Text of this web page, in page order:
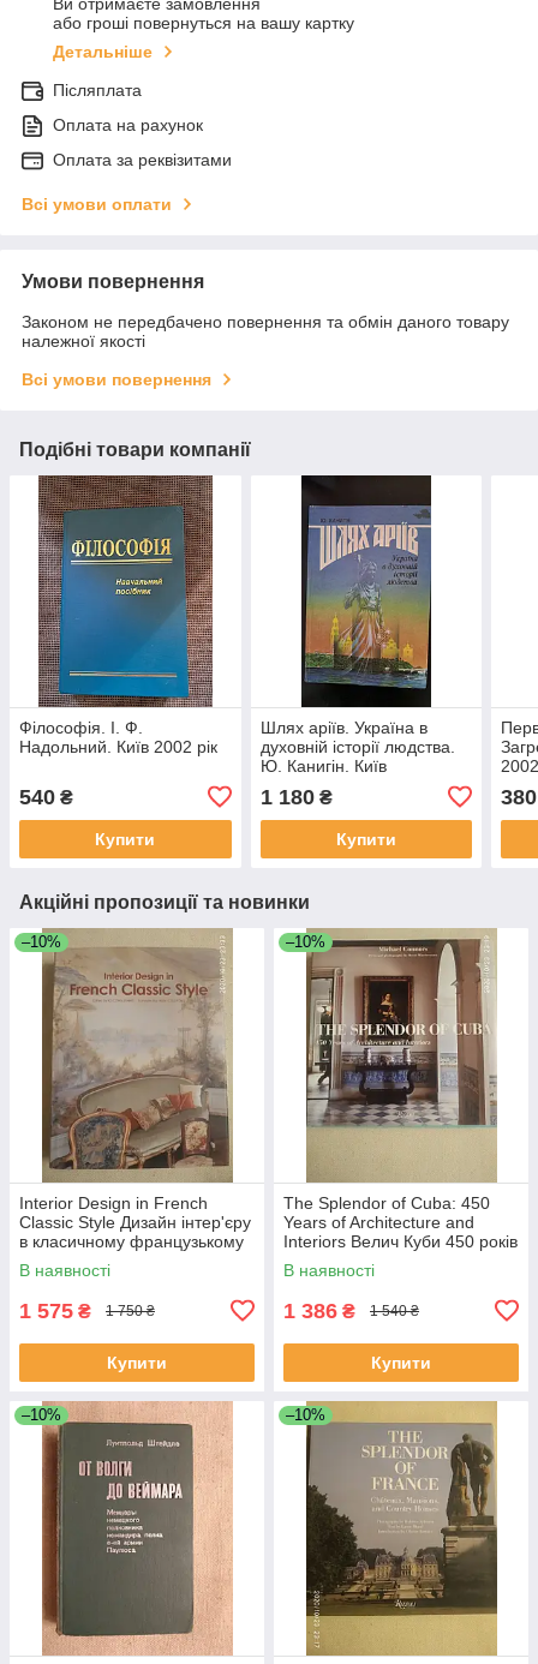
Ви отримаєте замовлення
або гроші повернуться на вашу картку
Детальніше
Післяплата
Оплата на рахунок
Оплата за реквізитами
Всі умови оплати
Умови повернення
Законом не передбачено повернення та обмін даного товару
належної якості
Всі умови повернення
Подібні товари компанії
Філософія. І. Ф.
Надольний. Київ 2002 рік
540 ₴
Купити
Шлях аріїв. Україна в
духовній історії людства.
Ю. Канигін. Київ
1 180₴
Купити
380
Акційні пропозиції та новинки
–10%
Interior Design in French
Classic Style Дизайн інтер'єру
в класичному французькому
стилі
В наявності
1 575 ₴ 1 750 ₴
Купити
–10%
The Splendor of Cuba: 450
Years of Architecture and
Interiors Велич Куби 450 років
архітектури та інтер'єру
В наявності
1 386 ₴ 1 540 ₴
Купити
–10% –10%